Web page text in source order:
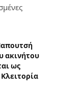
ακινήτου
ως